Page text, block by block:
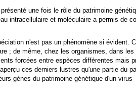
une fois le rôle du patrimoine
intracellulaire et moléculaire a permis
n'est pas un phénomène si
; de même, chez les organismes, dans
forcées entre espèces différentes
ces derniers lustres qu'une partie du
gènes du patrimoine génétique d'un virus